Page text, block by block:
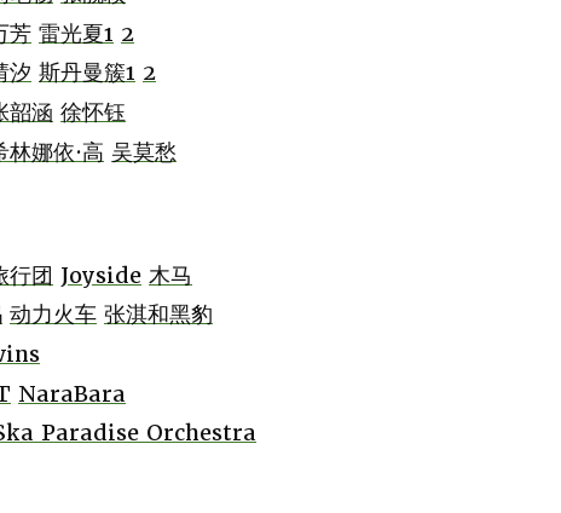
芳 雷光夏1 2
汐 斯丹曼簇1 2
韶涵 徐怀钰
林娜依·高 吴莫愁
行团 Joyside 木马
动力火车 张淇和黑豹
NaraBara
Paradise Orchestra